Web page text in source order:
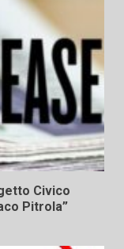
Civico
Pitrola”